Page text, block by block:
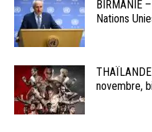
BIRMANIE
Nations
novembre,